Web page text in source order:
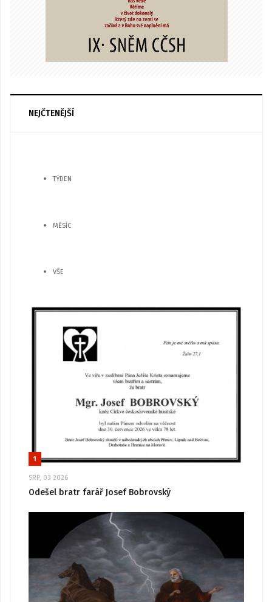
NEJČTENĚJŠÍ
TÝDEN
MĚSÍC
VŠE
1
SRP, 03 2026
Odešel bratr farář Josef Bobrovský